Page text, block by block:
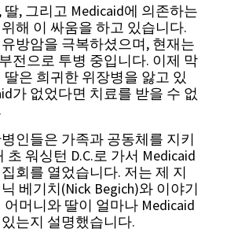
딸, 그리고 Medicaid에 의존하는
해 이 싸움을 하고 있습니다.
방암을 극복하셨으며, 현재는
전으로 투병 중입니다. 이제 막
딸은 희귀한 위장병을 앓고 있
가 없었다면 치료를 받을 수 없
인들은 가족과 공동체를 지키
워싱턴 D.C.로 가서 Medicaid
회를 열었습니다. 저는 제 지
베기치(Nick Begich)와 이야기
어머니와 딸이 얼마나 Medicaid
는지 설명했습니다.